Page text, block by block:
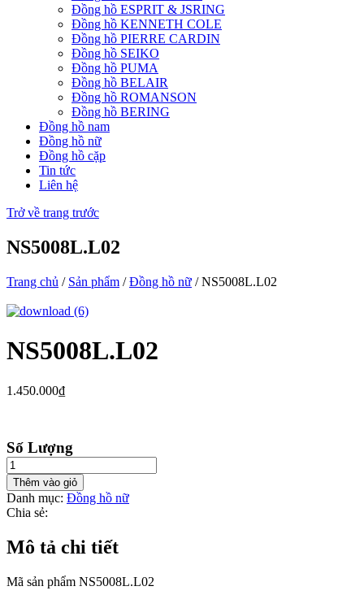
Đồng hồ ESPRIT & JSRING
Đồng hồ KENNETH COLE
Đồng hồ PIERRE CARDIN
Đồng hồ SEIKO
Đồng hồ PUMA
Đồng hồ BELAIR
Đồng hồ ROMANSON
Đồng hồ BERING
Đồng hồ nam
Đồng hồ nữ
Đồng hồ cặp
Tin tức
Liên hệ
Trở về trang trước
NS5008L.L02
Trang chủ / Sản phẩm /Đồng hồ nữ / NS5008L.L02
NS5008L.L02
1.450.000₫
Số Lượng
Thêm vào giỏ
Danh mục: Đồng hồ nữ
Chia sẻ:
Mô tả chi tiết
Mã sản phẩm NS5008L.L02